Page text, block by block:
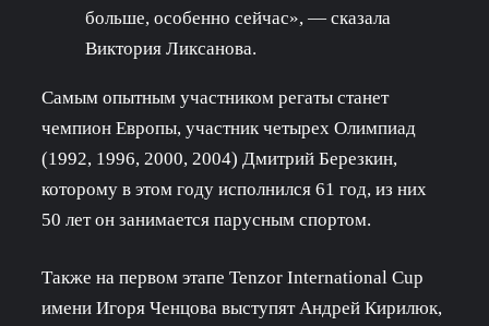
больше, особенно сейчас», — сказала
Виктория Ликсанова.
Самым опытным участником регаты станет
чемпион Европы, участник четырех Олимпиад
(1992, 1996, 2000, 2004) Дмитрий Березкин,
которому в этом году исполнился 61 год, из них
50 лет он занимается парусным спортом.
Также на первом этапе Tenzor International Cup
имени Игоря Ченцова выступят Андрей Кирилюк,